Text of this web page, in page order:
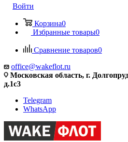
Войти
Корзина0
Избранные товары0
Сравнение товаров0
office@wakeflot.ru
Московская область, г.
д.1с3
Telegram
WhatsApp